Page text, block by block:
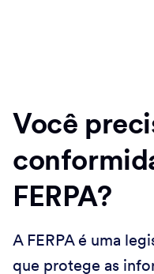
Você
FERPA?
A FERPA é uma
que protege as